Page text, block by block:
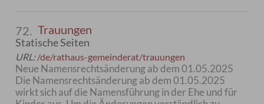
72. Trauungen
Statische Seiten
URL:/de/rathaus-gemeinderat/trauungen
Neue Namensrechtsänderung ab dem 01.05.2025
Die Namensrechtsänderung ab dem 01.05.2025
wirkt sich auf die Namensführung in der Ehe und für